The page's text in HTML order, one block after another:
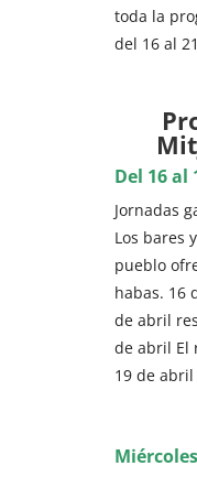
toda la
del 16 al
Del 16 al
Jornadas
Los bares
pueblo
habas. 16
de abril
de abril El
19 de abril